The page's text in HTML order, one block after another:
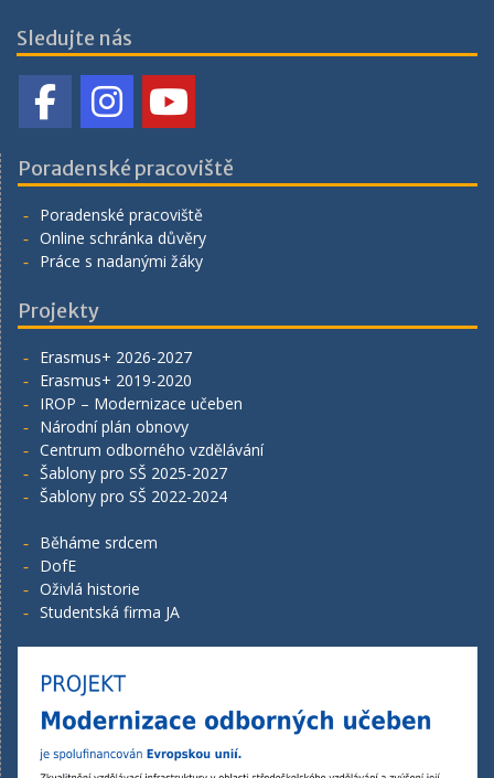
Sledujte nás
Poradenské pracoviště
Poradenské pracoviště
Online schránka důvěry
Práce s nadanými žáky
Projekty
Erasmus+ 2026-2027
Erasmus+ 2019-2020
IROP – Modernizace učeben
Národní plán obnovy
Centrum odborného vzdělávání
Šablony pro SŠ 2025-2027
Šablony pro SŠ 2022-2024
Běháme srdcem
DofE
Oživlá historie
Studentská firma JA